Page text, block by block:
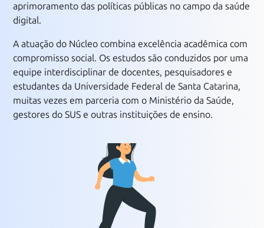
aprimoramento das políticas públicas no campo da saúde
digital.
A atuação do Núcleo combina excelência acadêmica com
compromisso social. Os estudos são conduzidos por uma
equipe interdisciplinar de docentes, pesquisadores e
estudantes da Universidade Federal de Santa Catarina,
muitas vezes em parceria com o Ministério da Saúde,
gestores do SUS e outras instituições de ensino.